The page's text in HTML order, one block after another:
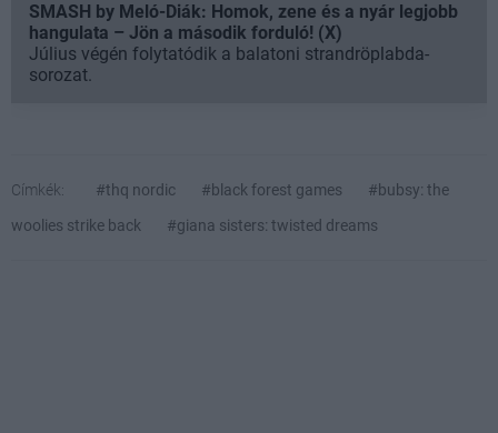
SMASH by Meló-Diák: Homok, zene és a nyár legjobb
hangulata – Jön a második forduló! (X)
Július végén folytatódik a balatoni strandröplabda-
sorozat.
Címkék: #thq nordic #black forest games
#bubsy: the
woolies strike back
#giana sisters: twisted dreams